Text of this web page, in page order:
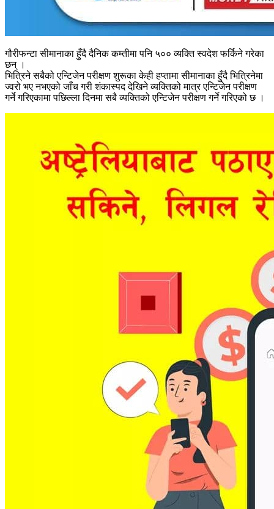
गौरीफन्टा सीमानाका हुँदै दैनिक कम्तीमा पनि ५०० व्यक्ति स्वदेश फर्किने गरेका
छन् ।
भित्रिने सबैको एन्टिजेन परीक्षण शुरूका केही हप्तामा सीमानाका हुँदै भित्रिनेमा
ज्वरो भए नभएको जाँच गरी शंकास्पद देखिने व्यक्तिको मात्र एन्टिजेन परीक्षण
गर्ने गरिएकामा पछिल्ला दिनमा सबै व्यक्तिको एन्टिजेन परीक्षण गर्ने गरिएको छ ।